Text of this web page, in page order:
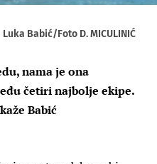
Luka Babić/Foto D. MICULINIĆ
nama je ona
četiri najbolje ekipe.
Babić